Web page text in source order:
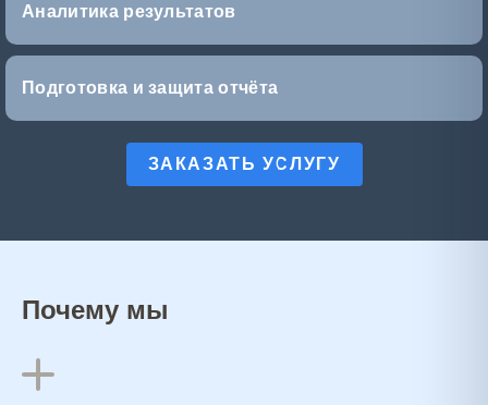
Аналитика результатов
Подготовка и защита отчёта
ЗАКАЗАТЬ УСЛУГУ
Почему мы